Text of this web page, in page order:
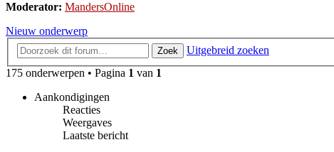
Moderator: MandersOnline
Nieuw onderwerp
Zoek
Uitgebreid zoeken
175 onderwerpen • Pagina 1 van 1
Aankondigingen
Reacties
Weergaves
Laatste bericht